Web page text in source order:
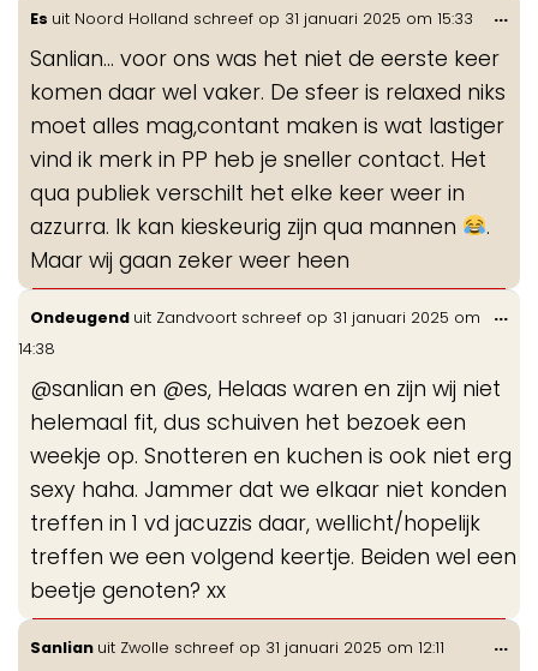
Es uit Noord Holland schreef op 31 januari 2025 om 15:33
Sanlian… voor ons was het niet de eerste keer
komen daar wel vaker. De sfeer is relaxed niks
moet alles mag,contant maken is wat lastiger
vind ik merk in PP heb je sneller contact. Het
qua publiek verschilt het elke keer weer in
azzurra. Ik kan kieskeurig zijn qua mannen
.
Maar wij gaan zeker weer heen
...
Ondeugend uit Zandvoort schreef op 31 januari 2025 om
14:38
@sanlian en @es, Helaas waren en zijn wij niet
helemaal fit, dus schuiven het bezoek een
weekje op. Snotteren en kuchen is ook niet erg
sexy haha. Jammer dat we elkaar niet konden
treffen in 1 vd jacuzzis daar, wellicht/hopelijk
treffen we een volgend keertje. Beiden wel een
beetje genoten? xx
...
Sanlian uit Zwolle schreef op 31 januari 2025 om 12:11 ...